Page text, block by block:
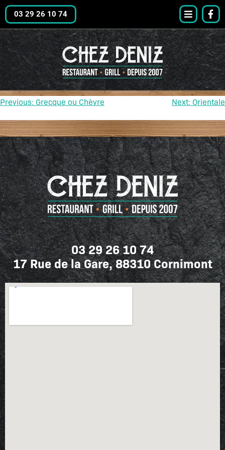
03 29 26 10 74
Previous: Grecque ou Chèvre Next: Orientale
03 29 26 10 74
17 Rue de la Gare, 88310 Cornimont